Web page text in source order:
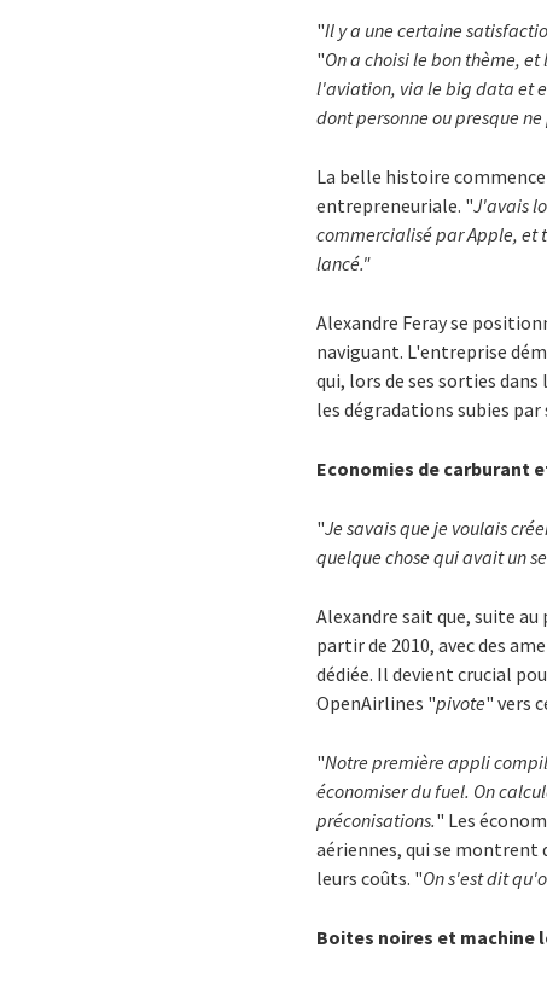
"Il y a une certaine
"On a choisi le bon thème,
l'aviation, via le big data et
dont personne ou presque
La belle histoire
entrepreneuriale. "J'avais
commercialisé par Apple, et
lancé."
Alexandre Feray se
naviguant. L'entreprise
qui, lors de ses sorties
les dégradations subies
Economies de carburant
"Je savais que je voulais
quelque chose qui avait un
Alexandre sait que, suite
partir de 2010, avec des
dédiée. Il devient crucial
OpenAirlines "pivote" vers
"Notre première appli
économiser du fuel. On
préconisations." Les
aériennes, qui se montrent
leurs coûts. "On s'est dit
Boites noires et machine